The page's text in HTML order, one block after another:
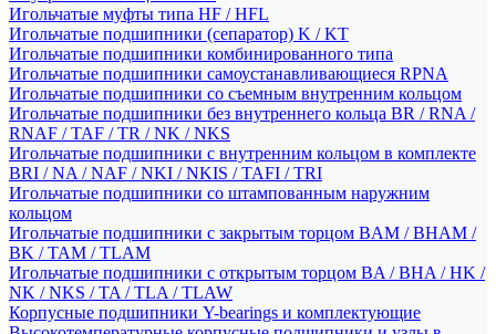
Игольчатые муфты типа HF / HFL
Игольчатые подшипники (сепаратор) K / KT
Игольчатые подшипники комбинированного типа
Игольчатые подшипники самоустанавливающиеся RPNA
Игольчатые подшипники со съемным внутренним кольцом
Игольчатые подшипники без внутреннего кольца BR / RNA /
RNAF / TAF / TR / NK / NKS
Игольчатые подшипники с внутренним кольцом в комплекте
BRI / NA / NAF / NKI / NKIS / TAFI / TRI
Игольчатые подшипники со штампованным наружним
кольцом
Игольчатые подшипники с закрытым торцом BAM / BHAM /
BK / TAM / TLAM
Игольчатые подшипники с открытым торцом BA / BHA / HK /
NK / NKS / TA / TLA / TLAW
Корпусные подшипники Y-bearings и комплектующие